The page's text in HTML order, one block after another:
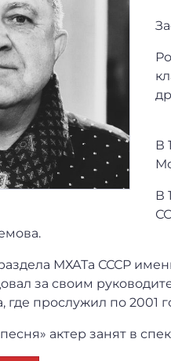
В
В
МХАТа СССР
за своим
где прослужил по 2001
песня» актер занят в